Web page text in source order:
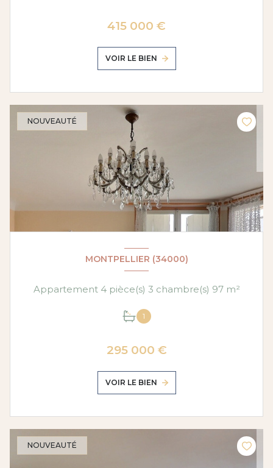
415 000 €
VOIR LE BIEN
NOUVEAUTÉ
MONTPELLIER (34000)
Appartement 4 pièce(s) 3 chambre(s) 97 m²
1
295 000 €
VOIR LE BIEN
NOUVEAUTÉ